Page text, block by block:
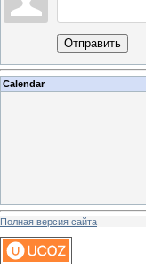
Отправить
Calendar
Полная версия сайта